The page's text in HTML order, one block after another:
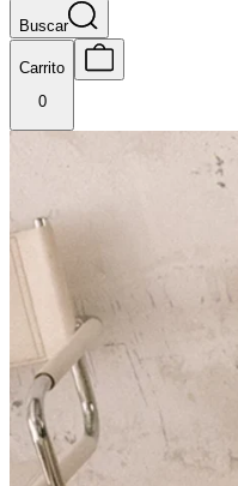
Buscar
Carrito
0